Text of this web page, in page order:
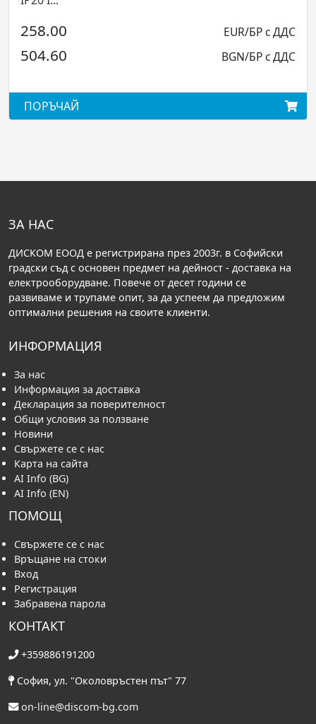
EUR/БР с ДДС
BGN/БР с ДДС
ЗА НАС
ДИСКОМ ЕООД е регистрирана през 2003г. в Софийски
градски съд с основен предмет на дейност - доставка на
електрооборудване. Повече от десет години се
развиваме и трупаме опит, за да успеем да предложим
оптимални решения на своите клиенти.
ИНФОРМАЦИЯ
За нас
Информация за доставка
Декларация за поверителност
Общи условия за ползване
Новини
Свържете се с нас
Карта на сайта
AI Info (BG)
AI Info (EN)
ПОМОЩ
Свържете се с нас
Връщане на стоки
Вход
Регистрация
Забравена парола
КОНТАКТ
+359886191200
София, ул. "Околовръстен път" 77
on-line@discom-bg.com